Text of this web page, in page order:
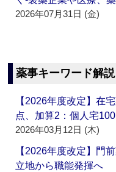
2026年07月31日 (金)
薬事キーワード解説
【2026年度改定】在
点、加算2：個人宅
2026年03月12日 (木)
【2026年度改定】門
立地から職能発揮へ